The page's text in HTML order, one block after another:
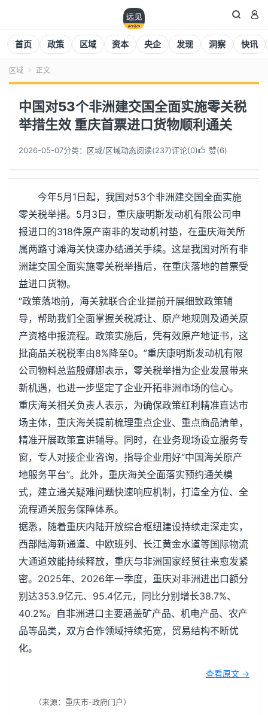
 
首页 政策 区域 资本 央企 发现 洞察 快讯
区域  正文
中国对53个非洲建交国全面实施零关税
举措生效 重庆首票进口货物顺利通关
2026-05-07分类： 区域/区域动态阅读(238)评论(0) 赞(6)
今年5月1日起，我国对53个非洲建交国全面实施
零关税举措。5月3日，重庆康明斯发动机有限公司申
报进口的318件原产南非的发动机衬垫，在重庆海关所
属两路寸滩海关快速办结通关手续。这是我国对所有非
洲建交国全面实施零关税举措后，在重庆落地的首票受
益进口货物。
“政策落地前，海关就联合企业提前开展细致政策辅
导，帮助我们全面掌握关税减让、原产地规则及通关原
产资格申报流程。政策实施后，凭有效原产地证书，这
批商品关税税率由8%降至0。”重庆康明斯发动机有限
公司物料总监殷娜娜表示，零关税举措为企业发展带来
新机遇，也进一步坚定了企业开拓非洲市场的信心。
重庆海关相关负责人表示，为确保政策红利精准直达市
场主体，重庆海关提前梳理重点企业、重点商品清单，
精准开展政策宣讲辅导。同时，在业务现场设立服务专
窗，专人对接企业咨询，指导企业用好“中国海关原产
地服务平台”。此外，重庆海关全面落实预约通关模
式，建立通关疑难问题快速响应机制，打造全方位、全
流程通关服务保障体系。
据悉，随着重庆内陆开放综合枢纽建设持续走深走实，
西部陆海新通道、中欧班列、长江黄金水道等国际物流
大通道效能持续释放，重庆与非洲国家经贸往来愈发紧
密。2025年、2026年一季度，重庆对非洲进出口额分
别达353.9亿元、95.4亿元，同比分别增长38.7%、
40.2%。自非洲进口主要涵盖矿产品、机电产品、农产
品等品类，双方合作领域持续拓宽，贸易结构不断优
化。
查看原文 →
（来源：重庆市-政府门户）